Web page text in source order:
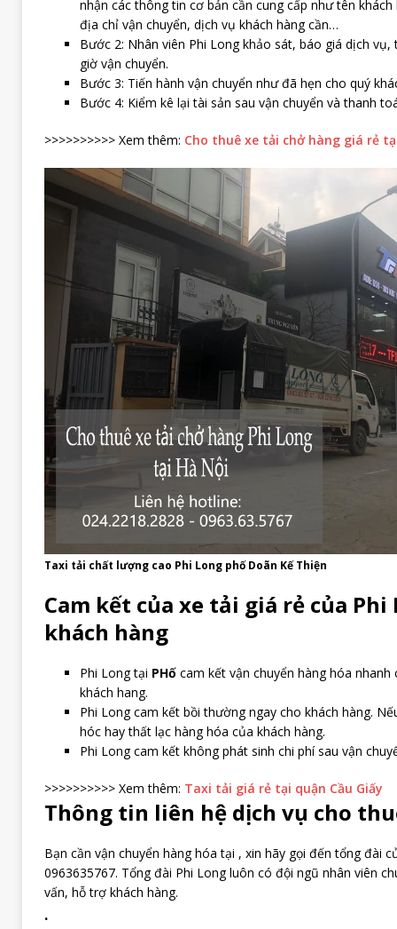
nhận các thông tin cơ bản cần cung cấp như tên
địa chỉ vận chuyển, dịch vụ khách hàng cần…
Bước 2: Nhân viên Phi Long khảo sát, báo giá dịch
giờ vận chuyển.
Bước 3: Tiến hành vận chuyển như đã hẹn cho quý
Bước 4: Kiểm kê lại tài sản sau vận chuyển và thanh
>>>>>>>>>> Xem thêm: Cho thuê xe tải chở hàng giá rẻ
Taxi tải chất lượng cao Phi Long phố Doãn Kế Thiện
Cam kết của xe tải giá rẻcủa Phi
khách hàng
Phi Long tại PHốcam kết vận chuyển hàng hóa nhanh
khách hang.
Phi Long cam kết bồi thường ngay cho khách hàng.
hóc hay thất lạc hàng hóa của khách hàng.
Phi Long cam kết không phát sinh chi phí sau vận
>>>>>>>>>> Xem thêm: Taxi tải giá rẻ tại quận Cầu Giấy
Thông tin liên hệ dịch vụ cho
Bạn cần vận chuyển hàng hóa tại , xin hãy gọi đến tổng đài
0963635767. Tổng đài Phi Long luôn có đội ngũ nhân viên
vấn, hỗ trợ khách hàng.
.